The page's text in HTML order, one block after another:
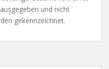
und nicht
gekennzeichnet.